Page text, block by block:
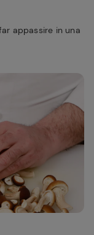
appassire in una